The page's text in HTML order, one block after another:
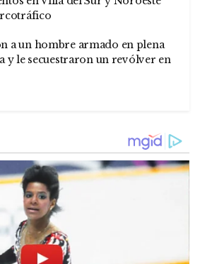
a un hombre armado en plena
y le secuestraron un revólver en